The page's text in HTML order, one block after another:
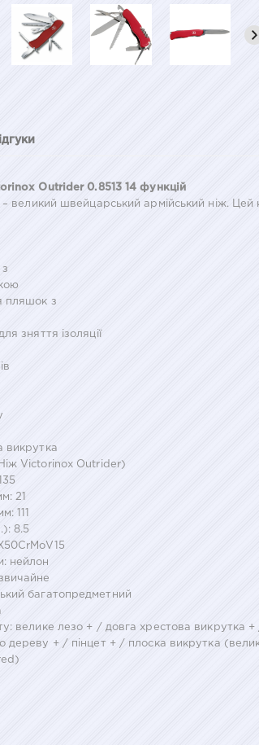
Outrider 0.8513 14 функцій
великий швейцарський армійський ніж. Цей
пляшок з
зняття ізоляції
викрутка
Victorinox Outrider)
21
111
8.5
нейлон
багатопредметний
велике лезо + / довга хрестова викрутка
дереву + / пінцет + / плоска викрутка